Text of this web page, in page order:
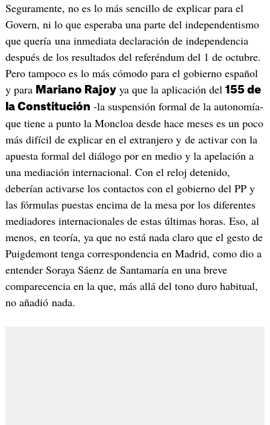
Seguramente, no es lo más sencillo de explicar para el
Govern, ni lo que esperaba una parte del independentismo
que quería una inmediata declaración de independencia
después de los resultados del referéndum del 1 de octubre.
Pero tampoco es lo más cómodo para el gobierno español
y para Mariano Rajoyya que la aplicación del 155 de
la Constitución -la suspensión formal de la autonomía-
que tiene a punto la Moncloa desde hace meses es un poco
más difícil de explicar en el extranjero y de activar con la
apuesta formal del diálogo por en medio y la apelación a
una mediación internacional. Con el reloj detenido,
deberían activarse los contactos con el gobierno del PP y
las fórmulas puestas encima de la mesa por los diferentes
mediadores internacionales de estas últimas horas. Eso, al
menos, en teoría, ya que no está nada claro que el gesto de
Puigdemont tenga correspondencia en Madrid, como dio a
entender Soraya Sáenz de Santamaría en una breve
comparecencia en la que, más allá del tono duro habitual,
no añadió nada.